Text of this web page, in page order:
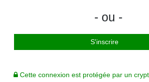
- ou -
S'inscrire
Cette connexion est protégée par un